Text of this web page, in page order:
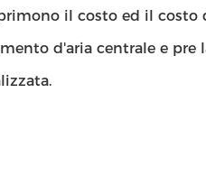
il costo ed il costo
d'aria centrale e pre